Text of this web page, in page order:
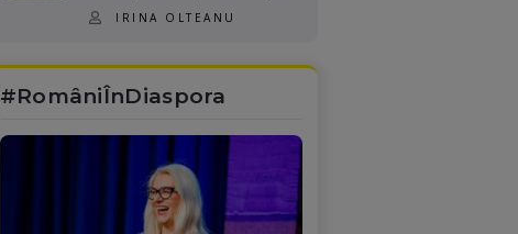
IRINA OLTEANU
#RomâniÎnDiaspora